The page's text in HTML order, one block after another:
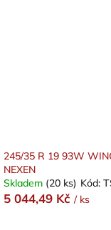
245/35 R 19 93W
NEXEN
Skladem (20 ks) Kód:
5 044,49 Kč / ks